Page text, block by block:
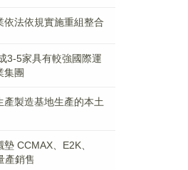
依法依規實施重組整合
3-5家具有較強國際運
集團
產製造基地生產的本土
CCMAX、E2K、
產銷售